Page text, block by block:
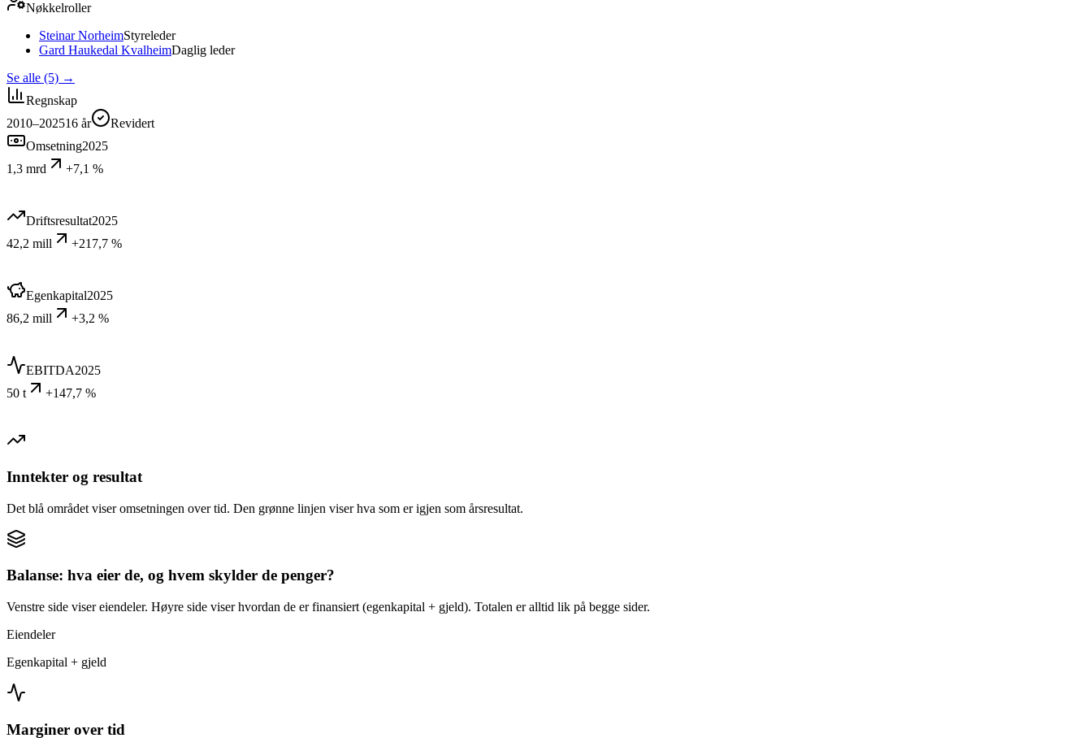
Nøkkelroller
Steinar NorheimStyreleder
Gard Haukedal KvalheimDaglig leder
Se alle (5) →
Regnskap
2010–202516 år
Revidert
Omsetning2025
1,3 mrd
+7,1 %
Driftsresultat2025
42,2 mill
+217,7 %
Egenkapital2025
86,2 mill
+3,2 %
EBITDA2025
50 t
+147,7 %
Inntekter og resultat
Det blå området viser omsetningen over tid. Den grønne linjen viser hva som er igjen som årsresultat.
Balanse: hva eier de, og hvem skylder de penger?
Venstre side viser eiendeler. Høyre side viser hvordan de er finansiert (egenkapital + gjeld). Totalen er alltid lik på begge sider.
Eiendeler
Egenkapital + gjeld
Marginer over tid